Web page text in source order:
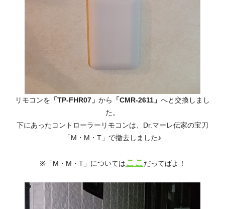
リモコンを 「TP-FHR07」 から 「CMR-2611」 へと交換しまし
た。
下にあったコントローラーリモコンは、Dr.マーレ伝家の宝刀
「M・M・T」で撤去しました♪
※「M・M・T」についてはここだってばよ！